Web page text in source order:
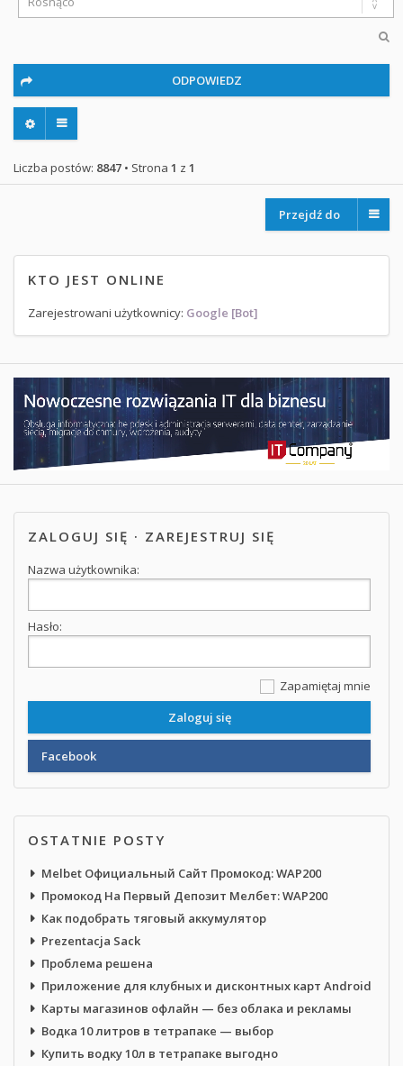
ODPOWIEDZ
Liczba postów: 8847 • Strona 1 z 1
Przejdź do
KTO JEST ONLINE
Zarejestrowani użytkownicy: Google [Bot]
ZALOGUJ SIĘ · ZAREJESTRUJ SIĘ
Nazwa użytkownika:
Hasło:
Zapamiętaj mnie
Facebook
OSTATNIE POSTY
Melbet Официальный Сайт Промокод: WAP200
Промокод На Первый Депозит Мелбет: WAP200
Как подобрать тяговый аккумулятор
Prezentacja Sack
Проблема решена
Приложение для клубных и дисконтных карт Android
Карты магазинов офлайн — без облака и рекламы
Водка 10 литров в тетрапаке — выбор
Купить водку 10л в тетрапаке выгодно